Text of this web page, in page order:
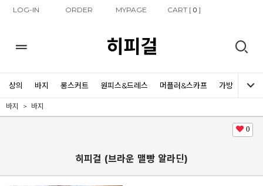
LOG-IN ORDER MYPAGE CART [0 ]
히피걸
상의 바지 롱스커트 원피스&드레스 머플러&스카프 가방 신발
바지 바지
0
히피걸 (브라운 맬빵 알라딘)